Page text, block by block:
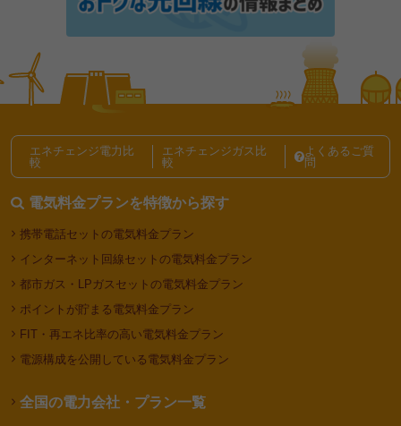
東京で一人暮らしの光熱費は平均いくら？電気代・ガ
エネチェンジ電力比
較
エネチェンジガス比
較
よくあるご質
問
電気料金プランを特徴から探す
携帯電話セットの電気料金プラン
インターネット回線セットの電気料金プラン
都市ガス・LPガスセットの電気料金プラン
ポイントが貯まる電気料金プラン
FIT・再エネ比率の高い電気料金プラン
電源構成を公開している電気料金プラン
全国の電力会社・プラン一覧